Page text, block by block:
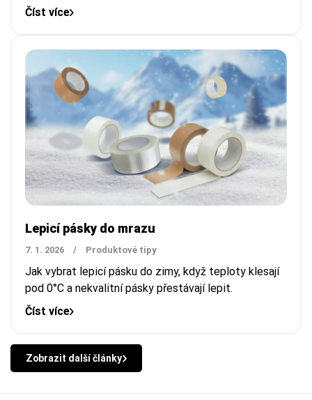
Číst více
Lepicí pásky do mrazu
7. 1. 2026 / Produktové tipy
Jak vybrat lepicí pásku do zimy, když teploty klesají
pod 0°C a nekvalitní pásky přestávají lepit.
Číst více
Zobrazit další články